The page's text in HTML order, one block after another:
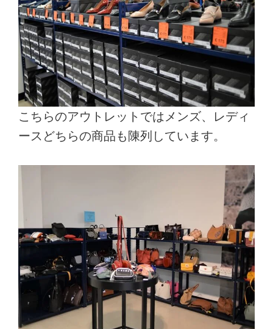
こちらのアウトレットではメンズ、レディ
ースどちらの商品も陳列しています。